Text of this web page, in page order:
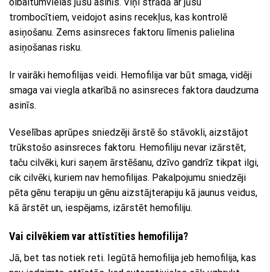
trombocītiem, veidojot asins recekļus, kas kontrolē
asiņošanu. Zems asinsreces faktoru līmenis palielina
asiņošanas risku.
Ir vairāki hemofilijas veidi. Hemofilija var būt smaga, vidēji
smaga vai viegla atkarībā no asinsreces faktora daudzuma
asinīs.
Veselības aprūpes sniedzēji ārstē šo stāvokli, aizstājot
trūkstošo asinsreces faktoru. Hemofiliju nevar izārstēt,
taču cilvēki, kuri saņem ārstēšanu, dzīvo gandrīz tikpat ilgi,
cik cilvēki, kuriem nav hemofilijas. Pakalpojumu sniedzēji
pēta gēnu terapiju un gēnu aizstājterapiju kā jaunus veidus,
kā ārstēt un, iespējams, izārstēt hemofiliju.
Vai cilvēkiem var attīstīties hemofilija?
Jā, bet tas notiek reti. Iegūtā hemofilija jeb hemofilija, kas